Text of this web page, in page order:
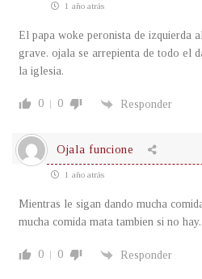
1 año atrás
El papa woke peronista de izquierda
grave. ojala se arrepienta de todo el
la iglesia.
0 0 Responder
Ojala funcione
1 año atrás
Mientras le sigan dando mucha
mucha comida mata tambien si no hay.
0 0 Responder